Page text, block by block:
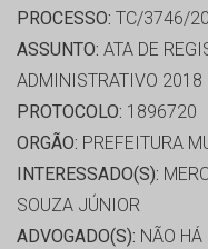
PROCESSO: TC/3746/
ASSUNTO: ATA DE
ADMINISTRATIVO 2018
PROTOCOLO: 1896720
ORGÃO: PREFEITURA
INTERESSADO(S):
SOUZA JÚNIOR
ADVOGADO(S): NÃO HÁ